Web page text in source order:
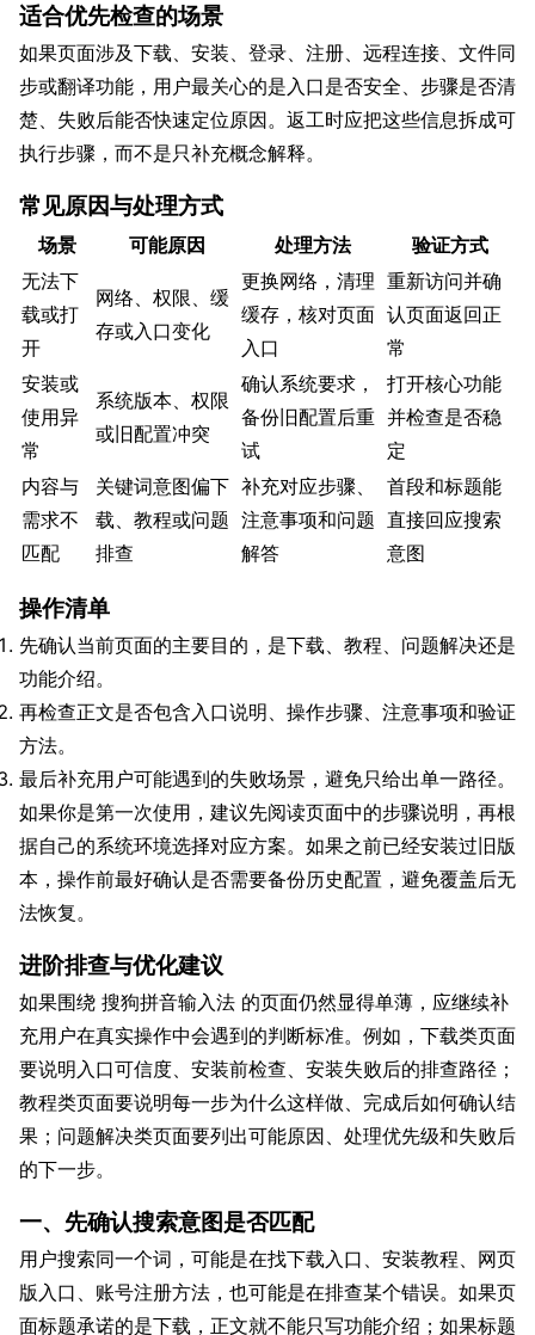
适合优先检查的场景
如果页面涉及下载、安装、登录、注册、远程连接、文件同
步或翻译功能，用户最关心的是入口是否安全、步骤是否清
楚、失败后能否快速定位原因。返工时应把这些信息拆成可
执行步骤，而不是只补充概念解释。
常见原因与处理方式
场景 可能原因 处理方法
验证方式
无法下
载或打
开
网络、权限、缓
存或入口变化
更换网络，清理
缓存，核对页面
入口
重新访问并确
认页面返回正
常
安装或
使用异
常
系统版本、权限
或旧配置冲突
确认系统要求，
备份旧配置后重
试
打开核心功能
并检查是否稳
定
内容与
需求不
匹配
关键词意图偏下
载、教程或问题
排查
补充对应步骤、
注意事项和问题
解答
首段和标题能
直接回应搜索
意图
操作清单
先确认当前页面的主要目的，是下载、教程、问题解决还是
功能介绍。
再检查正文是否包含入口说明、操作步骤、注意事项和验证
方法。
最后补充用户可能遇到的失败场景，避免只给出单一路径。
如果你是第一次使用，建议先阅读页面中的步骤说明，再根
据自己的系统环境选择对应方案。如果之前已经安装过旧版
本，操作前最好确认是否需要备份历史配置，避免覆盖后无
法恢复。
进阶排查与优化建议
如果围绕 搜狗拼音输入法 的页面仍然显得单薄，应继续补
充用户在真实操作中会遇到的判断标准。例如，下载类页面
要说明入口可信度、安装前检查、安装失败后的排查路径；
教程类页面要说明每一步为什么这样做、完成后如何确认结
果；问题解决类页面要列出可能原因、处理优先级和失败后
的下一步。
一、先确认搜索意图是否匹配
用户搜索同一个词，可能是在找下载入口、安装教程、网页
版入口、账号注册方法，也可能是在排查某个错误。如果页
面标题承诺的是下载，正文就不能只写功能介绍；如果标题